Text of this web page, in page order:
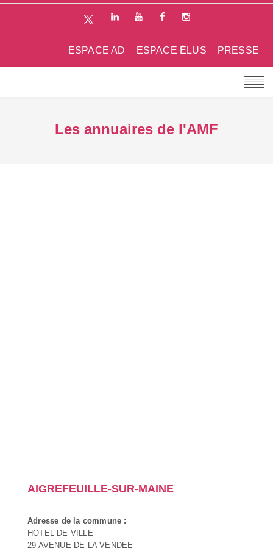
PRESSE
ESPACE ÉLUS
ESPACE AD
Les annuaires de l'AMF
AIGREFEUILLE-SUR-MAINE
Adresse de la commune :
HOTEL DE VILLE
29 AVENUE DE LA VENDEE